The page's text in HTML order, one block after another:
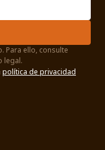
Para ello, consulte
legal.
política de privacidad